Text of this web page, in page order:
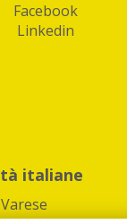
Facebook
Linkedin
italiane
Varese